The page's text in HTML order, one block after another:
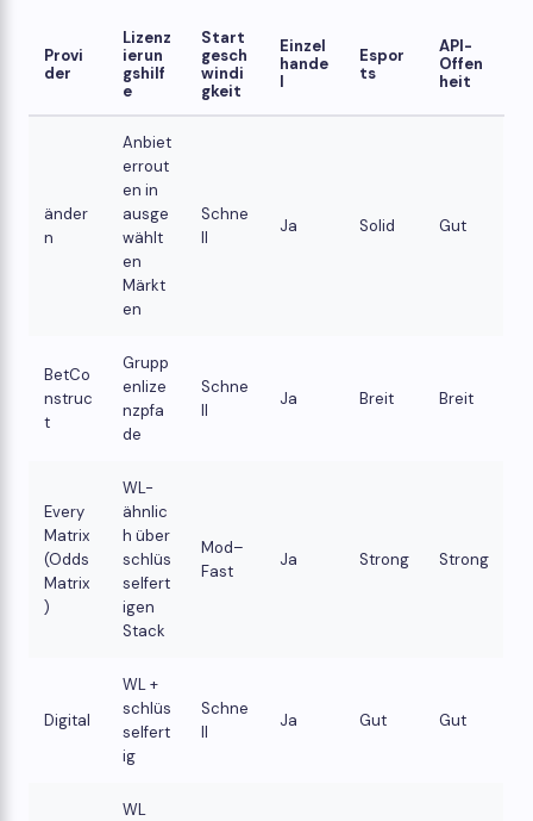
Provi
der
Lizenz
ierun
gshilf
e
Start
gesch
windi
gkeit
Einzel
hande
l
Espor
ts
API-
Offen
heit
änder
n
Anbiet
errout
en in
ausge
wählt
en
Märkt
en
Schne
ll
Ja Solid Gut
BetCo
nstruc
t
Grupp
enlize
nzpfa
de
Schne
ll
Ja Breit Breit
Every
Matrix
(Odds
Matrix
)
WL-
ähnlic
h über
schlüs
selfert
igen
Stack
Mod–
Fast
Ja Strong Strong
Digital
WL +
schlüs
selfert
ig
Schne
ll
Ja Gut Gut
WL